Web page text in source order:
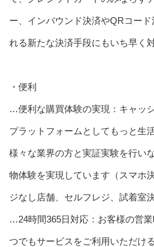
ー、インバウンド決済やQRコー
れる新たな決済手段にもいち早く
・便利
…便利な購買体験の実現：キャッ
プラットフォームとしてもっと生
様々な業界の方と実証実験を行い
物体験を実現しています（スマホ
ジなし店舗、セルフレジ、試着室
…24時間365日対応：お客様の営
つでもサービスをご利用いただけ